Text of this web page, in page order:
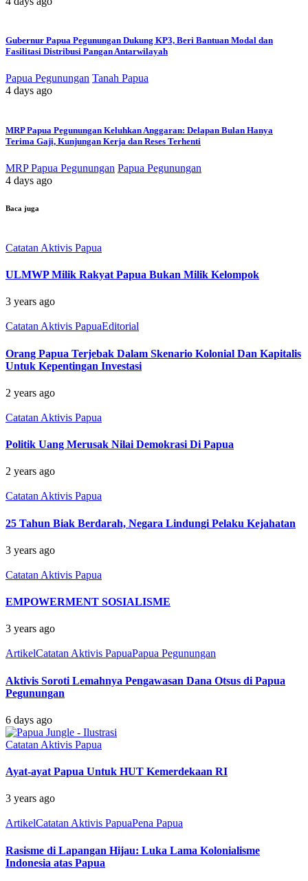
Gubernur Papua Pegunungan Dukung KP3, Beri Bantuan Modal dan
Fasilitasi Distribusi Pangan Antarwilayah
Papua Pegunungan Tanah Papua
4 days ago
MRP Papua Pegunungan Keluhkan Anggaran: Delapan Bulan Hanya
Terima Gaji, Kunjungan Kerja dan Reses Terhenti
MRP Papua Pegunungan Papua Pegunungan
4 days ago
Baca juga
Catatan Aktivis Papua
ULMWP Milik Rakyat Papua Bukan Milik Kelompok
3 years ago
Catatan Aktivis PapuaEditorial
Orang Papua Terjebak Dalam Skenario Kolonial Dan Kapitalis
Untuk Kepentingan Investasi
2 years ago
Catatan Aktivis Papua
Politik Uang Merusak Nilai Demokrasi Di Papua
2 years ago
Catatan Aktivis Papua
25 Tahun Biak Berdarah, Negara Lindungi Pelaku Kejahatan
3 years ago
Catatan Aktivis Papua
EMPOWERMENT SOSIALISME
3 years ago
ArtikelCatatan Aktivis PapuaPapua Pegunungan
Aktivis Soroti Lemahnya Pengawasan Dana Otsus di Papua
Pegunungan
6 days ago
Catatan Aktivis Papua
Ayat-ayat Papua Untuk HUT Kemerdekaan RI
3 years ago
ArtikelCatatan Aktivis PapuaPena Papua
Rasisme di Lapangan Hijau: Luka Lama Kolonialisme
Indonesia atas Papua